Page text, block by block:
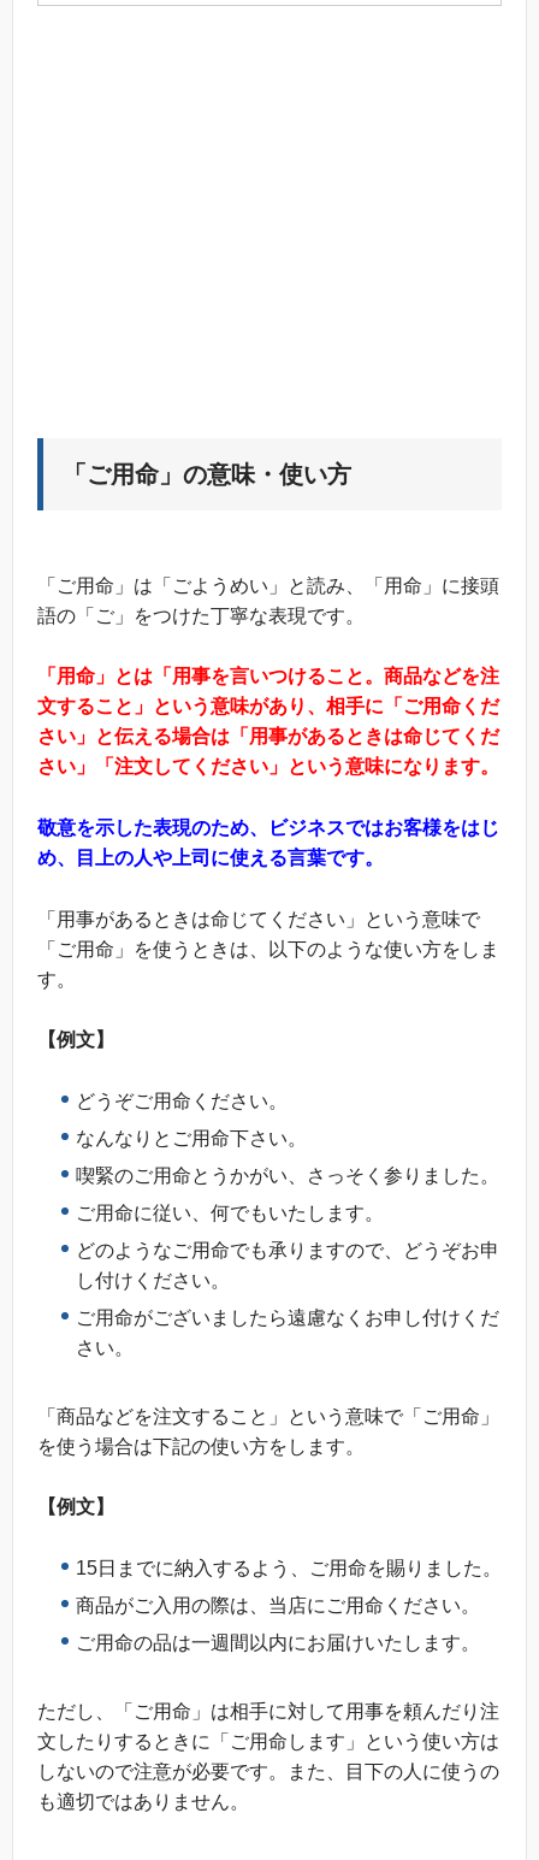
「ご用命」の意味・使い方
「ご用命」は「ごようめい」と読み、「用命」に接頭
語の「ご」をつけた丁寧な表現です。
「用命」とは「用事を言いつけること。商品などを注
文すること」という意味があり、相手に「ご用命くだ
さい」と伝える場合は「用事があるときは命じてくだ
さい」「注文してください」という意味になります。
敬意を示した表現のため、ビジネスではお客様をはじ
め、目上の人や上司に使える言葉です。
「用事があるときは命じてください」という意味で
「ご用命」を使うときは、以下のような使い方をしま
す。
【例文】
どうぞご用命ください。
なんなりとご用命下さい。
喫緊のご用命とうかがい、さっそく参りました。
ご用命に従い、何でもいたします。
どのようなご用命でも承りますので、どうぞお申
し付けください。
ご用命がございましたら遠慮なくお申し付けくだ
さい。
「商品などを注文すること」という意味で「ご用命」
を使う場合は下記の使い方をします。
【例文】
15日までに納入するよう、ご用命を賜りました。
商品がご入用の際は、当店にご用命ください。
ご用命の品は一週間以内にお届けいたします。
ただし、「ご用命」は相手に対して用事を頼んだり注
文したりするときに「ご用命します」という使い方は
しないので注意が必要です。また、目下の人に使うの
も適切ではありません。